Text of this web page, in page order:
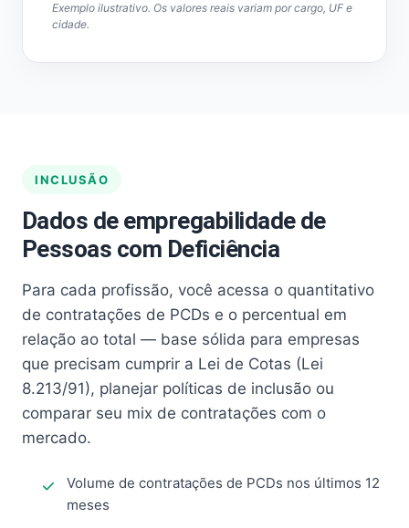
Exemplo ilustrativo. Os valores reais variam por cargo, UF e
cidade.
INCLUSÃO
Dados de empregabilidade de
Pessoas com Deficiência
Para cada profissão, você acessa o quantitativo
de contratações de PCDs e o percentual em
relação ao total — base sólida para empresas
que precisam cumprir a Lei de Cotas (Lei
8.213/91), planejar políticas de inclusão ou
comparar seu mix de contratações com o
mercado.
Volume de contratações de PCDs nos últimos 12
meses